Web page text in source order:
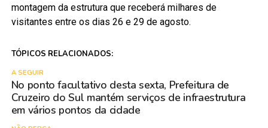
montagem da estrutura que receberá milhares de
visitantes entre os dias 26 e 29 de agosto.
TÓPICOS RELACIONADOS:
A SEGUIR
No ponto facultativo desta sexta, Prefeitura de
Cruzeiro do Sul mantém serviços de infraestrutura
em vários pontos da cidade